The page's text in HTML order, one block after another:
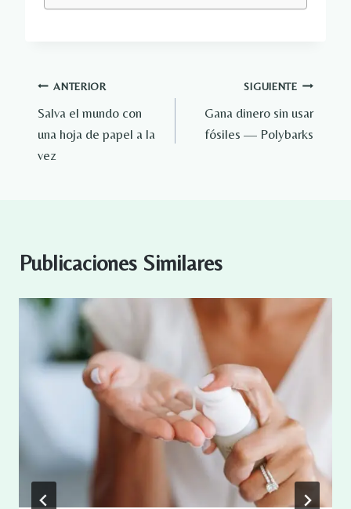
Navegación
de
entradas
ANTERIOR
Salva el mundo con
una hoja de papel a la
vez
SIGUIENTE
Gana dinero sin usar
fósiles — Polybarks
Publicaciones Similares